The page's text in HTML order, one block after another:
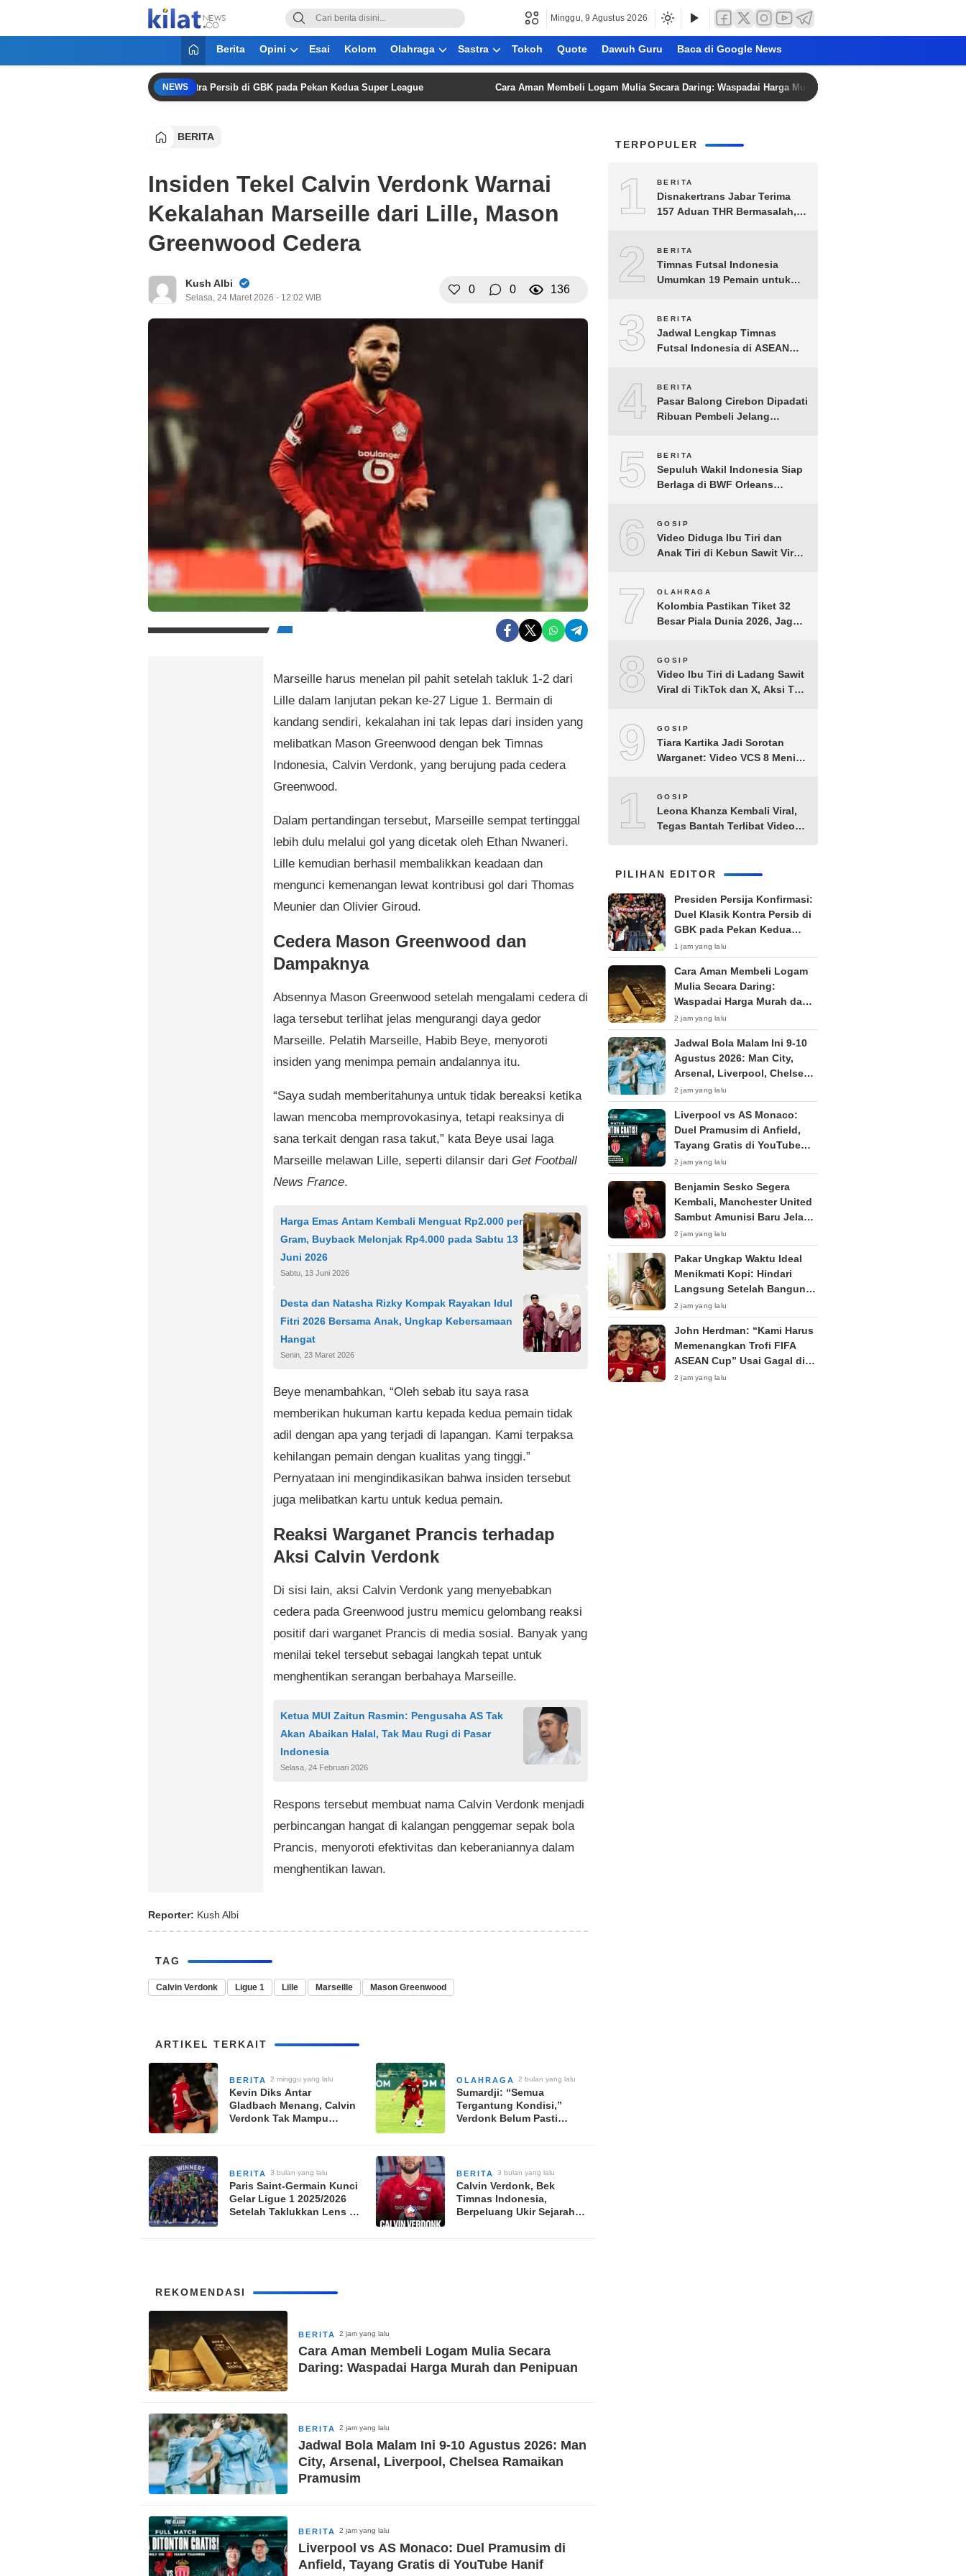
KilatNews.co
Mencerdaskan Anak Bangsa
Minggu, 9 Agustus 2026
Berita Opini Esai Kolom Olahraga Sastra Tokoh Quote Dawuh Guru Baca di Google News
NEWS
Konfirmasi: Duel Klasik Kontra Persib di GBK pada Pekan Kedua Super League Cara Aman Membeli Logam Mulia Secara Daring: Waspadai Harga Murah dan Penipuan
BERITA
Insiden Tekel Calvin Verdonk Warnai
Kekalahan Marseille dari Lille, Mason
Greenwood Cedera
Kush Albi
Selasa, 24 Maret 2026 - 12:02 WIB
0 0 136
Marseille harus menelan pil pahit setelah takluk 1-2 dari
Lille dalam lanjutan pekan ke-27 Ligue 1. Bermain di
kandang sendiri, kekalahan ini tak lepas dari insiden yang
melibatkan Mason Greenwood dengan bek Timnas
Indonesia, Calvin Verdonk, yang berujung pada cedera
Greenwood.
Dalam pertandingan tersebut, Marseille sempat tertinggal
lebih dulu melalui gol yang dicetak oleh Ethan Nwaneri.
Lille kemudian berhasil membalikkan keadaan dan
mengunci kemenangan lewat kontribusi gol dari Thomas
Meunier dan Olivier Giroud.
Cedera Mason Greenwood dan
Dampaknya
Absennya Mason Greenwood setelah mengalami cedera di
laga tersebut terlihat jelas mengurangi daya gedor
Marseille. Pelatih Marseille, Habib Beye, menyoroti
insiden yang menimpa pemain andalannya itu.
“Saya sudah memberitahunya untuk tidak bereaksi ketika
lawan mencoba memprovokasinya, tetapi reaksinya di
sana terkait dengan rasa takut,” kata Beye usai laga
Marseille melawan Lille, seperti dilansir dari Get Football
News France.
Harga Emas Antam Kembali Menguat Rp2.000 per
Gram, Buyback Melonjak Rp4.000 pada Sabtu 13
Juni 2026
Sabtu, 13 Juni 2026
Desta dan Natasha Rizky Kompak Rayakan Idul
Fitri 2026 Bersama Anak, Ungkap Kebersamaan
Hangat
Senin, 23 Maret 2026
Beye menambahkan, “Oleh sebab itu saya rasa
memberikan hukuman kartu kepada kedua pemain tidak
adil dengan apa yang terjadi di lapangan. Kami terpaksa
kehilangan pemain dengan kualitas yang tinggi.”
Pernyataan ini mengindikasikan bahwa insiden tersebut
juga melibatkan kartu untuk kedua pemain.
Reaksi Warganet Prancis terhadap
Aksi Calvin Verdonk
Di sisi lain, aksi Calvin Verdonk yang menyebabkan
cedera pada Greenwood justru memicu gelombang reaksi
positif dari warganet Prancis di media sosial. Banyak yang
menilai tekel tersebut sebagai langkah tepat untuk
menghentikan serangan berbahaya Marseille.
Ketua MUI Zaitun Rasmin: Pengusaha AS Tak
Akan Abaikan Halal, Tak Mau Rugi di Pasar
Indonesia
Selasa, 24 Februari 2026
Respons tersebut membuat nama Calvin Verdonk menjadi
perbincangan hangat di kalangan penggemar sepak bola
Prancis, menyoroti efektivitas dan keberaniannya dalam
menghentikan lawan.
Reporter: Kush Albi
TAG
Calvin Verdonk Ligue 1 Lille Marseille Mason Greenwood
ARTIKEL TERKAIT
BERITA 2 minggu yang lalu
Kevin Diks Antar
Gladbach Menang, Calvin
Verdonk Tak Mampu
OLAHRAGA 2 bulan yang lalu
Sumardji: “Semua
Tergantung Kondisi,”
Verdonk Belum Pasti
BERITA 3 bulan yang lalu
Paris Saint-Germain Kunci
Gelar Ligue 1 2025/2026
Setelah Taklukkan Lens 2-
BERITA 3 bulan yang lalu
Calvin Verdonk, Bek
Timnas Indonesia,
Berpeluang Ukir Sejarah
REKOMENDASI
BERITA 2 jam yang lalu
Cara Aman Membeli Logam Mulia Secara
Daring: Waspadai Harga Murah dan Penipuan
BERITA 2 jam yang lalu
Jadwal Bola Malam Ini 9-10 Agustus 2026: Man
City, Arsenal, Liverpool, Chelsea Ramaikan
Pramusim
BERITA 2 jam yang lalu
Liverpool vs AS Monaco: Duel Pramusim di
Anfield, Tayang Gratis di YouTube Hanif
TERPOPULER
1 BERITA
Disnakertrans Jabar Terima
157 Aduan THR Bermasalah,
2 BERITA
Timnas Futsal Indonesia
Umumkan 19 Pemain untuk
3 BERITA
Jadwal Lengkap Timnas
Futsal Indonesia di ASEAN
4 BERITA
Pasar Balong Cirebon Dipadati
Ribuan Pembeli Jelang
5 BERITA
Sepuluh Wakil Indonesia Siap
Berlaga di BWF Orleans
6 GOSIP
Video Diduga Ibu Tiri dan
Anak Tiri di Kebun Sawit Viral,
7 OLAHRAGA
Kolombia Pastikan Tiket 32
Besar Piala Dunia 2026, Jaga
8 GOSIP
Video Ibu Tiri di Ladang Sawit
Viral di TikTok dan X, Aksi Tak
9 GOSIP
Tiara Kartika Jadi Sorotan
Warganet: Video VCS 8 Menit
10
GOSIP
Leona Khanza Kembali Viral,
Tegas Bantah Terlibat Video
PILIHAN EDITOR
Presiden Persija Konfirmasi:
Duel Klasik Kontra Persib di
GBK pada Pekan Kedua
Super League
1 jam yang lalu
Cara Aman Membeli Logam
Mulia Secara Daring:
Waspadai Harga Murah dan
Penipuan
2 jam yang lalu
Jadwal Bola Malam Ini 9-10
Agustus 2026: Man City,
Arsenal, Liverpool, Chelsea
Ramaikan Pramusim
2 jam yang lalu
Liverpool vs AS Monaco:
Duel Pramusim di Anfield,
Tayang Gratis di YouTube
Hanif Thamrin Minggu Malam
2 jam yang lalu
Benjamin Sesko Segera
Kembali, Manchester United
Sambut Amunisi Baru Jelang
Premier League 2026/2027
2 jam yang lalu
Pakar Ungkap Waktu Ideal
Menikmati Kopi: Hindari
Langsung Setelah Bangun
Tidur untuk Efek Optimal
2 jam yang lalu
John Herdman: “Kami Harus
Memenangkan Trofi FIFA
ASEAN Cup” Usai Gagal di
Piala AFF 2026
2 jam yang lalu